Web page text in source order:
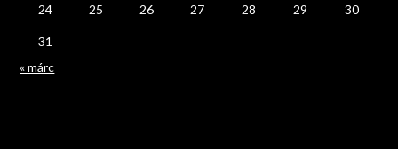
24 25 26 27 28 29 30
31
« márc